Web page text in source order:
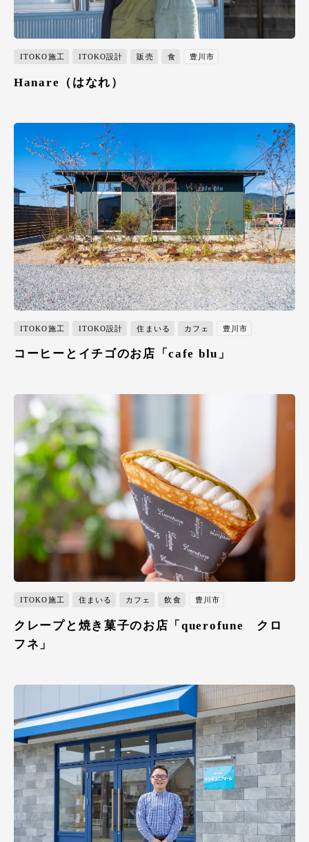
ITOKO施工 ITOKO設計 販売 食 豊川市
Hanare（はなれ）
ITOKO施工 ITOKO設計 住まいる カフェ 豊川市
コーヒーとイチゴのお店「cafe blu」
ITOKO施工 住まいる カフェ 飲食 豊川市
クレープと焼き菓子のお店「querofune クロ
フネ」